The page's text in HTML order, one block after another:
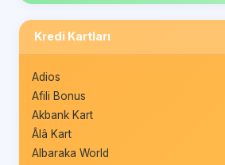
Kredi Kartları
Adios
Afili Bonus
Akbank Kart
Âlâ Kart
Albaraka World